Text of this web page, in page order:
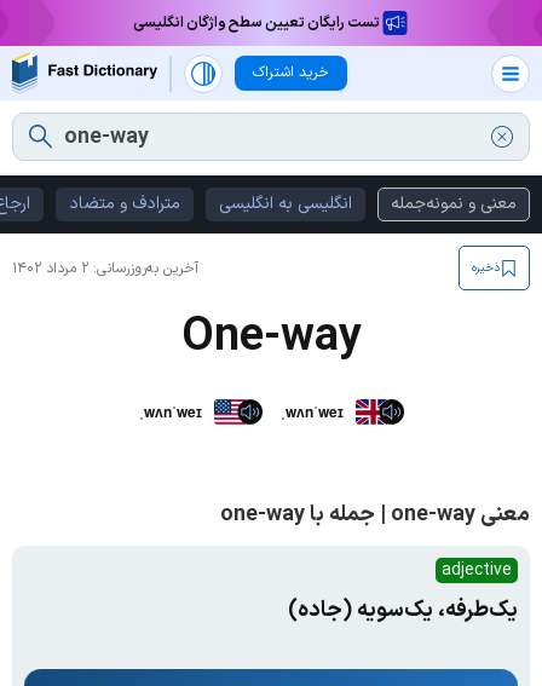
تست رایگان تعیین سطح واژگان انگلیسی
خرید اشتراک
معنی و نمونه‌جمله انگلیسی به انگلیسی مترادف و متضاد
آخرین به‌روزرسانی: ۲ مرداد ۱۴۰۲ ذخیره
One-way
ˌwʌnˈweɪ ˌwʌnˈweɪ
معنی one-way | جمله با one-way
adjective
یک‌طرفه، یک‌سویه (جاده)